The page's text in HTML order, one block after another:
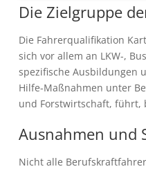
Die Zielgruppe
Die Fahrerqualifikation
sich vor allem an LKW-,
spezifische Ausbildungen
Hilfe-Maßnahmen unter
und Forstwirtschaft, führt,
Ausnahmen und
Nicht alle